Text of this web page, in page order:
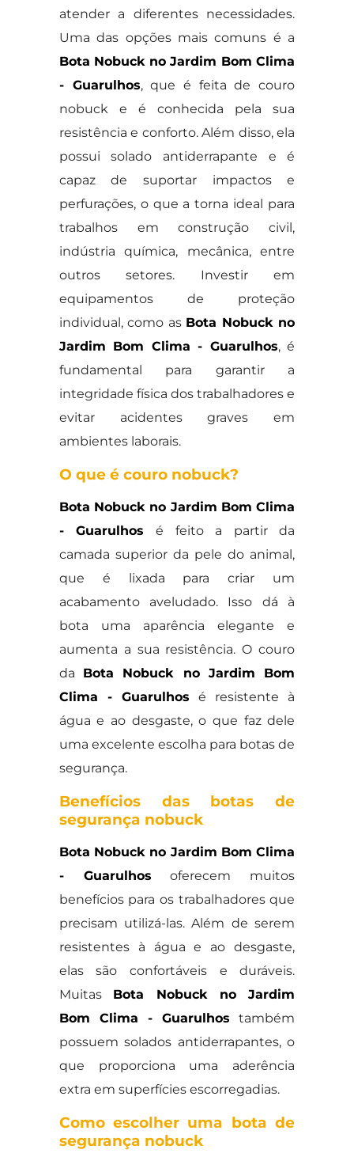
atender a diferentes necessidades.
Uma das opções mais comuns é a
Bota Nobuck no Jardim Bom Clima
- Guarulhos, que é feita de couro
nobuck e é conhecida pela sua
resistência e conforto. Além disso, ela
possui solado antiderrapante e é
capaz de suportar impactos e
perfurações, o que a torna ideal para
trabalhos em construção civil,
indústria química, mecânica, entre
outros setores. Investir em
equipamentos de proteção
individual, como as Bota Nobuck no
Jardim Bom Clima - Guarulhos, é
fundamental para garantir a
integridade física dos trabalhadores e
evitar acidentes graves em
ambientes laborais.
O que é couro nobuck?
Bota Nobuck no Jardim Bom Clima
- Guarulhos é feito a partir da
camada superior da pele do animal,
que é lixada para criar um
acabamento aveludado. Isso dá à
bota uma aparência elegante e
aumenta a sua resistência. O couro
da Bota Nobuck no Jardim Bom
Clima - Guarulhos é resistente à
água e ao desgaste, o que faz dele
uma excelente escolha para botas de
segurança.
Benefícios das botas de
segurança nobuck
Bota Nobuck no Jardim Bom Clima
- Guarulhos oferecem muitos
benefícios para os trabalhadores que
precisam utilizá-las. Além de serem
resistentes à água e ao desgaste,
elas são confortáveis e duráveis.
Muitas Bota Nobuck no Jardim
Bom Clima - Guarulhos também
possuem solados antiderrapantes, o
que proporciona uma aderência
extra em superfícies escorregadias.
Como escolher uma bota de
segurança nobuck